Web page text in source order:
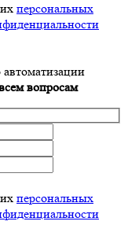
персональных
вопросам
персональных